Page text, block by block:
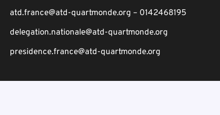
atd.france@atd-quartmonde.org – 0142468195
delegation.nationale@atd-quartmonde.org
presidence.france@atd-quartmonde.org